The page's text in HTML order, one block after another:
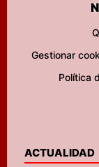
Gestionar
Política
ACTUALIDAD